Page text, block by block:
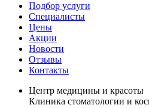
Подбор услуги
Специалисты
Цены
Акции
Новости
Отзывы
Контакты
Центр медицины и красоты
Клиника стоматологии и